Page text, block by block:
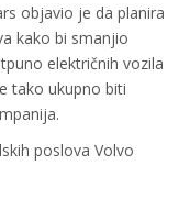
objavio je da planira
kako bi smanjio
električnih vozila
tako ukupno biti
poslova Volvo